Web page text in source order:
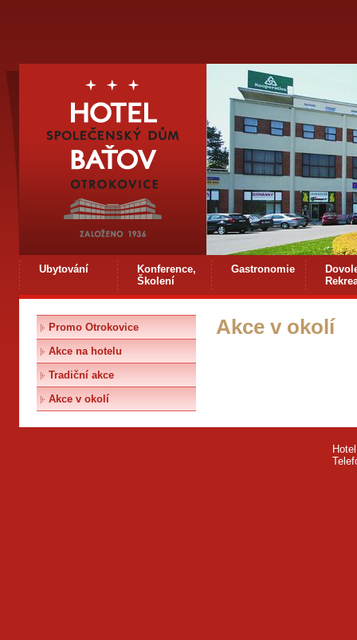
Ubytování
Konference,
Školení
Gastronomie
Promo Otrokovice
Akce na hotelu
Tradiční akce
Akce v okolí
Akce v okolí